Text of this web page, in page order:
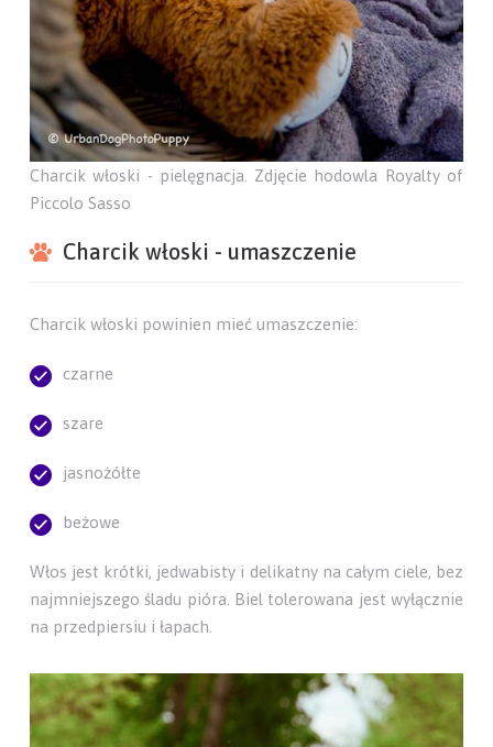
Charcik włoski - pielęgnacja. Zdjęcie hodowla Royalty of
Piccolo Sasso
Charcik włoski - umaszczenie
Charcik włoski powinien mieć umaszczenie:
czarne
szare
jasnożółte
beżowe
Włos jest krótki, jedwabisty i delikatny na całym ciele, bez
najmniejszego śladu pióra. Biel tolerowana jest wyłącznie
na przedpiersiu i łapach.